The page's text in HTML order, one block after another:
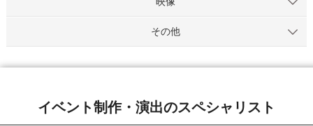
その他
イベント制作・演出のスペシャリスト